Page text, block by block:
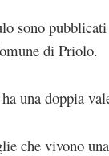
sono
di Priolo.
una doppia
che vivono